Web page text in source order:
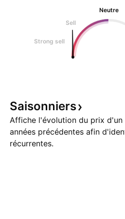
Neutre
Sell
Strong sell
Saisonniers
Affiche l'évolution du prix d'un
années précédentes afin
récurrentes.